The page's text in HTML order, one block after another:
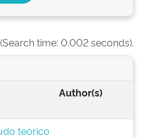
time: 0.002 seconds).
Author(s)
teórico